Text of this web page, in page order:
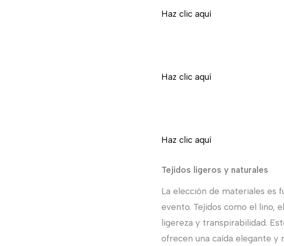
Haz clic aquí
Haz clic aquí
Haz clic aquí
Tejidos ligeros y naturales
La elección de materiales es
evento. Tejidos como el lino,
ligereza y transpirabilidad.
ofrecen una caída elegante y